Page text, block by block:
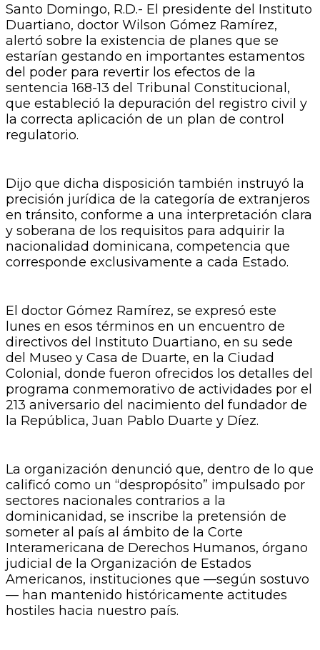
Santo Domingo, R.D.- El presidente del Instituto
Duartiano, doctor Wilson Gómez Ramírez,
alertó sobre la existencia de planes que se
estarían gestando en importantes estamentos
del poder para revertir los efectos de la
sentencia 168-13 del Tribunal Constitucional,
que estableció la depuración del registro civil y
la correcta aplicación de un plan de control
regulatorio.
Dijo que dicha disposición también instruyó la
precisión jurídica de la categoría de extranjeros
en tránsito, conforme a una interpretación clara
y soberana de los requisitos para adquirir la
nacionalidad dominicana, competencia que
corresponde exclusivamente a cada Estado.
El doctor Gómez Ramírez, se expresó este
lunes en esos términos en un encuentro de
directivos del Instituto Duartiano, en su sede
del Museo y Casa de Duarte, en la Ciudad
Colonial, donde fueron ofrecidos los detalles del
programa conmemorativo de actividades por el
213 aniversario del nacimiento del fundador de
la República, Juan Pablo Duarte y Díez.
La organización denunció que, dentro de lo que
calificó como un “despropósito” impulsado por
sectores nacionales contrarios a la
dominicanidad, se inscribe la pretensión de
someter al país al ámbito de la Corte
Interamericana de Derechos Humanos, órgano
judicial de la Organización de Estados
Americanos, instituciones que —según sostuvo
— han mantenido históricamente actitudes
hostiles hacia nuestro país.